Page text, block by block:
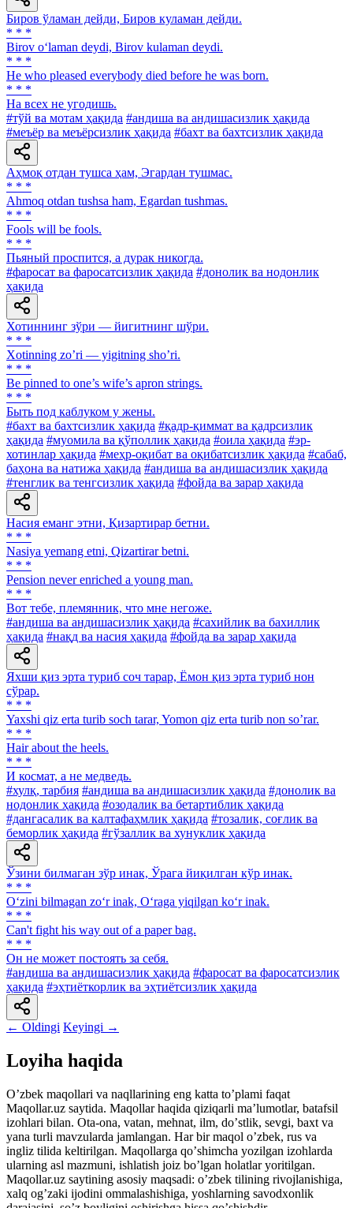
Биров ўламан дейди, Биров куламан дейди.
* * *
Birov o‘laman deydi, Birov kulaman deydi.
* * *
He who pleased everybody died before he was born.
* * *
На всех не угодишь.
#тўй ва мотам ҳақида #андиша ва андишасизлик ҳақида
#меъёр ва меъёрсизлик ҳақида #бахт ва бахтсизлик ҳақида
Аҳмоқ отдан тушса ҳам, Эгардан тушмас.
* * *
Ahmoq otdan tushsa ham, Egardan tushmas.
* * *
Fools will be fools.
* * *
Пьяный проспится, а дурак никогда.
#фаросат ва фаросатсизлик ҳақида #донолик ва нодонлик
ҳақида
Хотиннинг зўри — йигитнинг шўри.
* * *
Xotinning zoʼri — yigitning shoʼri.
* * *
Be pinned to one’s wife’s apron strings.
* * *
Быть под каблуком у жены.
#бахт ва бахтсизлик ҳақида #қадр-қиммат ва қадрсизлик
ҳақида #муомила ва қўполлик ҳақида #оила ҳақида #эр-
хотинлар ҳақида #меҳр-оқибат ва оқибатсизлик ҳақида #сабаб,
баҳона ва натижа ҳақида #андиша ва андишасизлик ҳақида
#тенглик ва тенгсизлик ҳақида #фойда ва зарар ҳақида
Насия еманг этни, Қизартирар бетни.
* * *
Nasiya yemang etni, Qizartirar betni.
* * *
Pension never enriched a young man.
* * *
Вот тебе, племянник, что мне негоже.
#андиша ва андишасизлик ҳақида #сахийлик ва бахиллик
ҳақида #нақд ва насия ҳақида #фойда ва зарар ҳақида
Яхши қиз эрта туриб соч тарар, Ёмон қиз эрта туриб нон
сўрар.
* * *
Yaxshi qiz erta turib soch tarar, Yomon qiz erta turib non soʼrar.
* * *
Hair about the heels.
* * *
И космат, а не медведь.
#хулқ, тарбия #андиша ва андишасизлик ҳақида #донолик ва
нодонлик ҳақида #озодалик ва бетартиблик ҳақида
#дангасалик ва калтафаҳмлик ҳақида #тозалик, соғлик ва
беморлик ҳақида #гўзаллик ва хунуклик ҳақида
Ўзини билмаган зўр инак, Ўрага йиқилган кўр инак.
* * *
O‘zini bilmagan zo‘r inak, O‘raga yiqilgan ko‘r inak.
* * *
Can't fight his way out of a paper bag.
* * *
Он не может постоять за себя.
#андиша ва андишасизлик ҳақида #фаросат ва фаросатсизлик
ҳақида #эҳтиёткорлик ва эҳтиётсизлик ҳақида
← Oldingi Keyingi →
Loyiha haqida
Oʼzbek maqollari va naqllarining eng katta toʼplami faqat
Maqollar.uz saytida. Maqollar haqida qiziqarli maʼlumotlar, batafsil
izohlari bilan. Ota-ona, vatan, mehnat, ilm, doʼstlik, sevgi, baxt va
yana turli mavzularda jamlangan. Har bir maqol oʼzbek, rus va
ingliz tilida keltirilgan. Maqollarga qoʼshimcha yozilgan izohlarda
ularning asl mazmuni, ishlatish joiz boʼlgan holatlar yoritilgan.
Maqollar.uz saytining asosiy maqsadi: oʼzbek tilining rivojlanishiga,
xalq ogʼzaki ijodini ommalashishiga, yoshlarning savodxonlik